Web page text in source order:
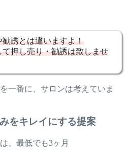
勧誘とは違いますよ！
て押し売り・勧誘は致しませ
一番に、サロンは考えていま
をキレイにする提案
、最低でも3ヶ月